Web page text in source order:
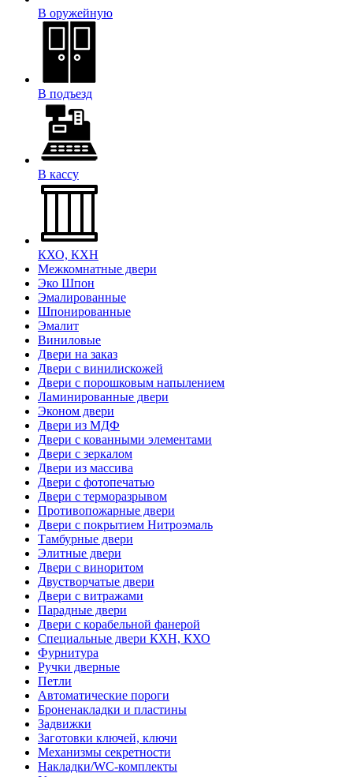
В оружейную
В подъезд
В кассу
КХО, КХН
Межкомнатные двери
Эко Шпон
Эмалированные
Шпонированные
Эмалит
Виниловые
Двери на заказ
Двери с винилискожей
Двери с порошковым напылением
Ламинированные двери
Эконом двери
Двери из МДФ
Двери с кованными элементами
Двери с зеркалом
Двери из массива
Двери с фотопечатью
Двери с терморазрывом
Противопожарные двери
Двери с покрытием Нитроэмаль
Тамбурные двери
Элитные двери
Двери с виноритом
Двустворчатые двери
Двери с витражами
Парадные двери
Двери с корабельной фанерой
Специальные двери КХН, КХО
Фурнитура
Ручки дверные
Петли
Автоматические пороги
Броненакладки и пластины
Задвижки
Заготовки ключей, ключи
Механизмы секретности
Накладки/WC-комплекты